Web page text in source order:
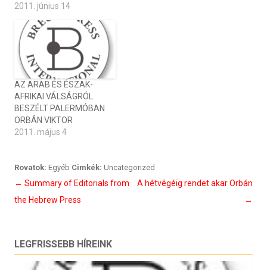
2011. június 14
AZ ARAB ÉS ÉSZAK-
AFRIKAI VÁLSÁGRÓL
BESZÉLT PALERMÓBAN
ORBÁN VIKTOR
2011. május 4
Rovatok: Egyéb Cimkék: Uncategorized
Bejegyzés
navigáció
← Summary of Editorials from
the Hebrew Press
A hétvégéig rendet akar Orbán
→
LEGFRISSEBB HÍREINK